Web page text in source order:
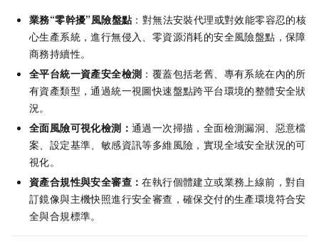
業務“零幹擾”風險盤點 ：對無法安裝代理或對效能零容忍的核
心生產系統，進行無侵入、零資源消耗的安全風險盤點，保障
商務持續性。
全平台統一資產安全檢測 ：覆蓋包括老舊、專有系統在內的所
有資產類型，通過統一視圖快速盤點跨平台環境的整體安全狀
況。
全面風險可視化檢測： 通過一次掃描，全面檢測漏洞、惡意檔
案、設定基準、敏感資訊等多維風險，實現全域安全狀況的可
視化。
資產合規性與安全審查：在執行個體建立或業務上線前，對自
訂鏡像與主機快照進行安全審查，確保交付的生產環境符合安
全與合規標準。